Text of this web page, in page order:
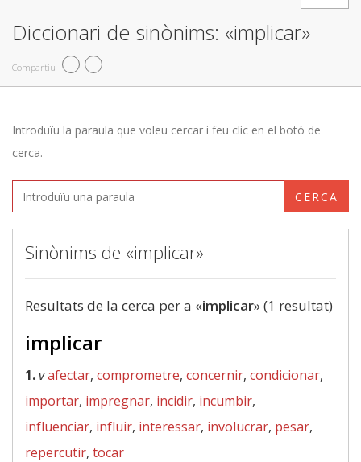
Diccionari de sinònims: «implicar»
Compartiu
Introduïu la paraula que voleu cercar i feu clic en el botó de
cerca.
CERCA
Sinònims de «implicar»
Resultats de la cerca per a «implicar» (1 resultat)
implicar
1.vafectar, comprometre, concernir, condicionar,
importar, impregnar, incidir, incumbir,
influenciar, influir, interessar, involucrar, pesar,
repercutir, tocar